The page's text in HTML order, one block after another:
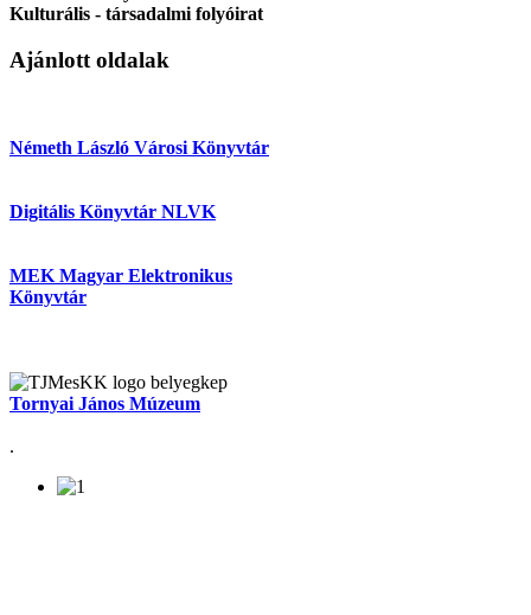
Kulturális - társadalmi folyóirat
Ajánlott oldalak
Németh László Városi Könyvtár
Digitális Könyvtár NLVK
MEK Magyar Elektronikus
Könyvtár
Tornyai János Múzeum
.